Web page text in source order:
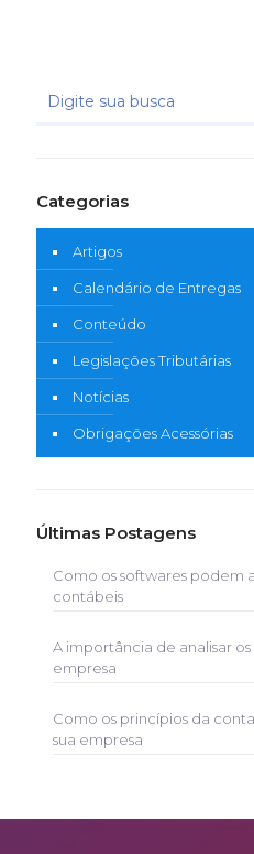
Categorias
Artigos
Calendário de Entregas
Conteúdo
Legislações Tributárias
Notícias
Obrigações Acessórias
Últimas Postagens
Como os softwares podem
contábeis
A importância de analisar
empresa
Como os princípios da
sua empresa